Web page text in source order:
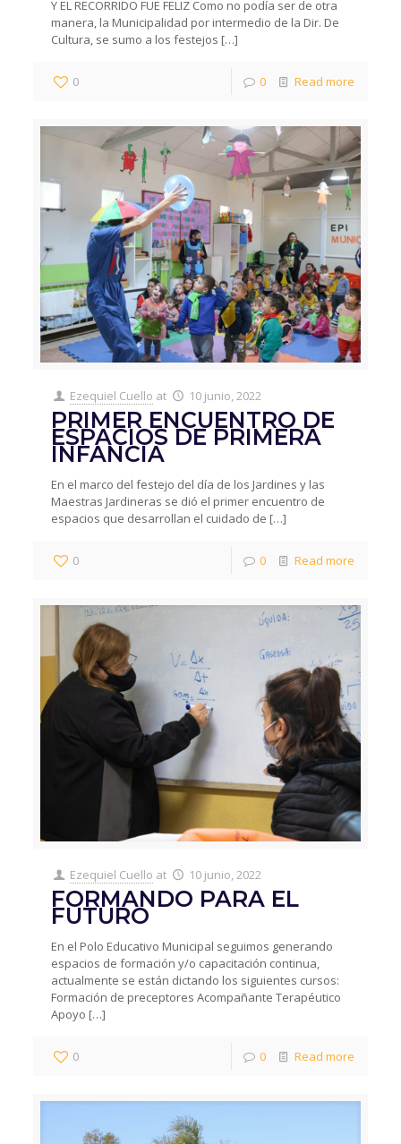
Y EL RECORRIDO FUE FELIZ Como no podía ser de otra
manera, la Municipalidad por intermedio de la Dir. De
Cultura, se sumo a los festejos […]
0 0 Read more
Ezequiel Cuello at 10 junio, 2022
PRIMER ENCUENTRO DE
ESPACIOS DE PRIMERA
INFANCIA
En el marco del festejo del día de los Jardines y las
Maestras Jardineras se dió el primer encuentro de
espacios que desarrollan el cuidado de […]
0 0 Read more
Ezequiel Cuello at 10 junio, 2022
FORMANDO PARA EL
FUTURO
En el Polo Educativo Municipal seguimos generando
espacios de formación y/o capacitación continua,
actualmente se están dictando los siguientes cursos:
Formación de preceptores Acompañante Terapéutico
Apoyo […]
0 0 Read more